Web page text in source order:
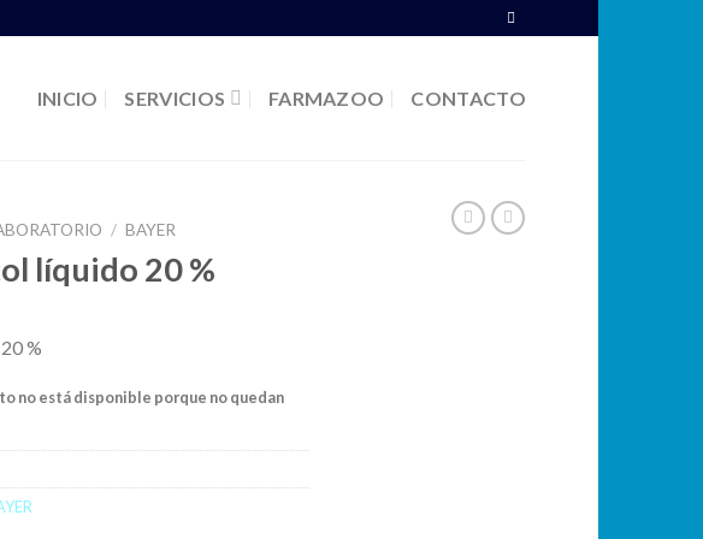
INICIO SERVICIOS FARMAZOO CONTACTO
/ BAYER
líquido 20 %
%
no está disponible porque no quedan